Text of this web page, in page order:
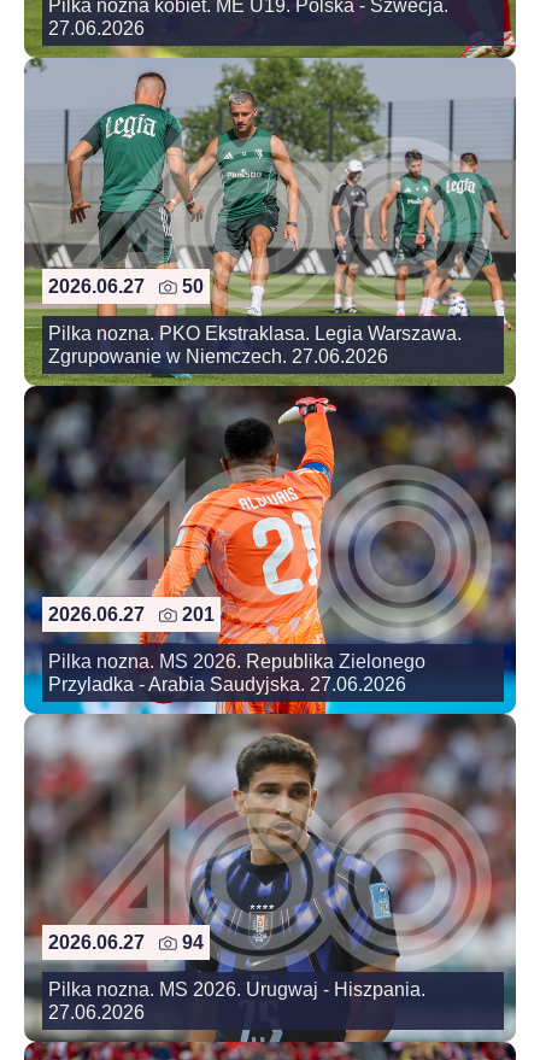
Pilka nozna kobiet. ME U19. Polska - Szwecja.
27.06.2026
2026.06.27 50
Pilka nozna. PKO Ekstraklasa. Legia Warszawa.
Zgrupowanie w Niemczech. 27.06.2026
2026.06.27 201
Pilka nozna. MS 2026. Republika Zielonego
Przyladka - Arabia Saudyjska. 27.06.2026
2026.06.27 94
Pilka nozna. MS 2026. Urugwaj - Hiszpania.
27.06.2026